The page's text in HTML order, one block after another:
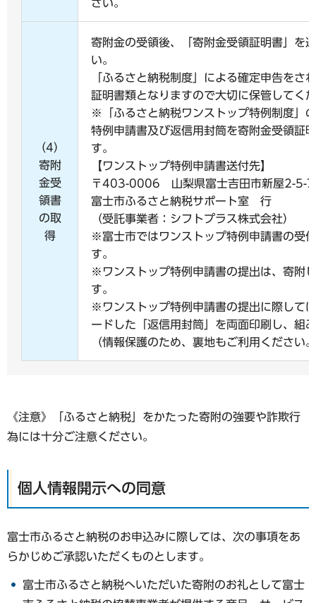
さい。
（4）
寄附
金受
領書
の取
得
寄附金の受領後、「寄附金受領証明書」を
い。
「ふるさと納税制度」による確定申告をさ
証明書類となりますので大切に保管してく
※「ふるさと納税ワンストップ特例制度」
特例申請書及び返信用封筒を寄附金受領証
す。
【ワンストップ特例申請書送付先】
〒403-0006 山梨県富士吉田市新屋2-5-7
富士市ふるさと納税サポート室 行
（受託事業者：シフトプラス株式会社）
※富士市ではワンストップ特例申請書の受
す。
※ワンストップ特例申請書の提出は、寄附
す。
※ワンストップ特例申請書の提出に際して
ードした「返信用封筒」を両面印刷し、組
（情報保護のため、裏地もご利用ください
《注意》「ふるさと納税」をかたった寄附の強要や詐欺行
為には十分ご注意ください。
個人情報開示への同意
富士市ふるさと納税のお申込みに際しては、次の事項をあ
らかじめご承認いただくものとします。
富士市ふるさと納税へいただいた寄附のお礼として富士